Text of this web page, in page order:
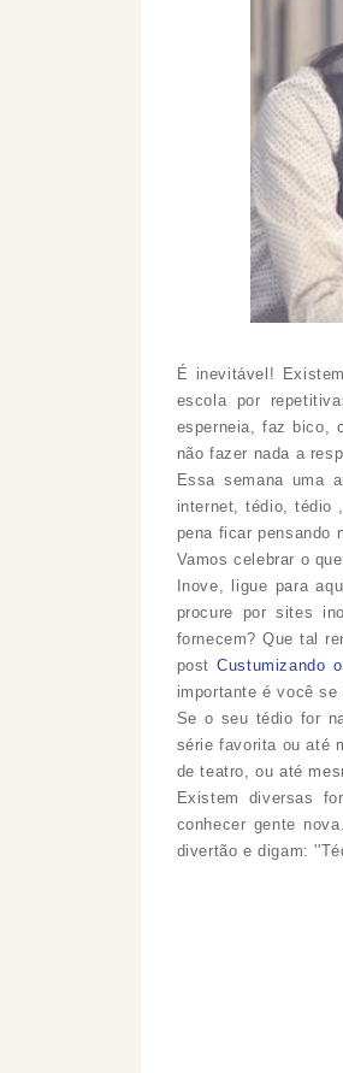
É inevitável!
escola por
esperneia, faz bico,
não fazer nada a
Essa semana uma
internet, tédio, tédio
pena ficar pensando
Vamos celebrar o
Inove, ligue para
procure por sites
fornecem? Que tal
postCustumizando
importante é você se
Se o seu tédio for
série favorita ou até
de teatro, ou até
Existem diversas
conhecer gente
divertão e digam: